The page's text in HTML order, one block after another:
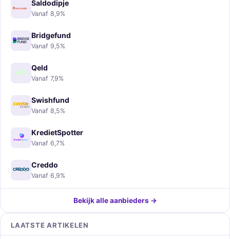
Saldodipje
Vanaf 8,9%
Bridgefund
Vanaf 9,5%
Qeld
Vanaf 7,9%
Swishfund
Vanaf 8,5%
KredietSpotter
Vanaf 6,7%
Creddo
Vanaf 6,9%
Bekijk alle aanbieders →
LAATSTE ARTIKELEN